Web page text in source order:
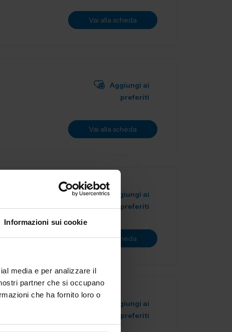
Informazioni sui cookie
media e per analizzare il
partner che si occupano
che ha fornito loro o
Vai alla scheda
Aggiungi ai
preferiti
Vai alla scheda
Aggiungi ai
preferiti
Vai alla scheda
Aggiungi ai
preferiti